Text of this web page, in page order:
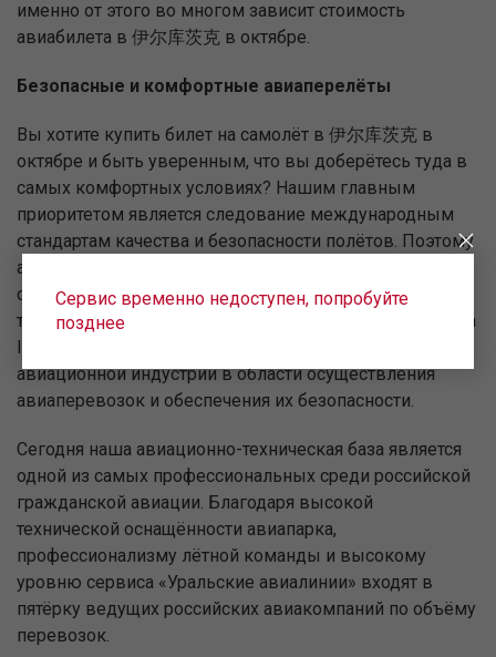
именно от этого во многом зависит стоимость
авиабилета в 伊尔库茨克 в октябре.
Безопасные и комфортные авиаперелёты
Вы хотите купить билет на самолёт в 伊尔库茨克 в
октябре и быть уверенным, что вы доберётесь туда в
самых комфортных условиях? Нашим главным
приоритетом является следование международным
стандартам качества и безопасности полётов. Поэтому
авиакомпания «Уральские авиалинии» не только
состоит в международной ассоциации воздушного
транспорта, но и регулярно проходит программу аудита
IOSA — передового стандарта всей мировой
авиационной индустрии в области осуществления
авиаперевозок и обеспечения их безопасности.
Сегодня наша авиационно-техническая база является
одной из самых профессиональных среди российской
гражданской авиации. Благодаря высокой
технической оснащённости авиапарка,
профессионализму лётной команды и высокому
уровню сервиса «Уральские авиалинии» входят в
пятёрку ведущих российских авиакомпаний по объёму
перевозок.
Сервис временно недоступен, попробуйте
позднее